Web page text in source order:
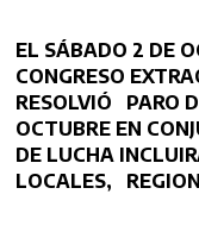
EL SÁBADO 2 DE
CONGRESO
RESOLVIÓ PARO
OCTUBRE EN
DE LUCHA
LOCALES,